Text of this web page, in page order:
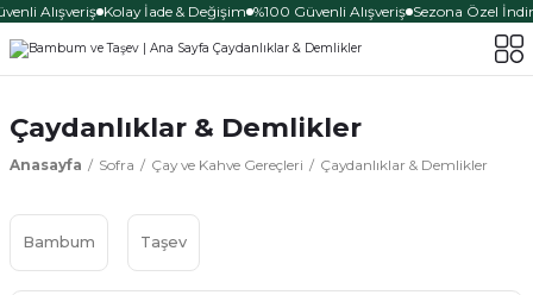
Alışveriş Kolay İade & Değişim %100 Güvenli Alışveriş Sezona Özel
Çaydanlıklar & Demlikler
Anasayfa Sofra Çay ve Kahve Gereçleri Çaydanlıklar & Demlikler
Bambum Taşev